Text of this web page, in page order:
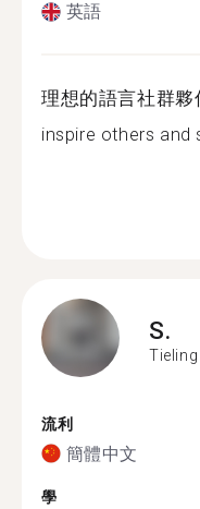
英語
理想的語言社群夥
inspire others and
S.
Tieling
流利
簡體中文
學